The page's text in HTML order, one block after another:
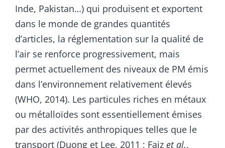
Inde, Pakistan…) qui produisent et exportent
dans le monde de grandes quantités
d’articles, la réglementation sur la qualité de
l’air se renforce progressivement, mais
permet actuellement des niveaux de PM émis
dans l’environnement relativement élevés
(WHO, 2014). Les particules riches en métaux
ou métalloïdes sont essentiellement émises
par des activités anthropiques telles que le
transport (Duong et Lee, 2011 ; Faiz et al.,